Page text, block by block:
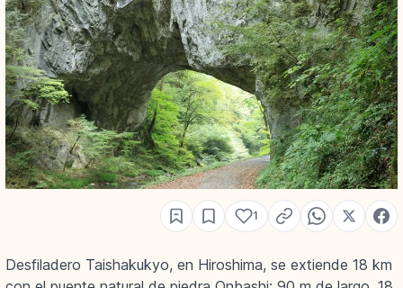
1
Desfiladero Taishakukyo, en Hiroshima, se extiende 18 km